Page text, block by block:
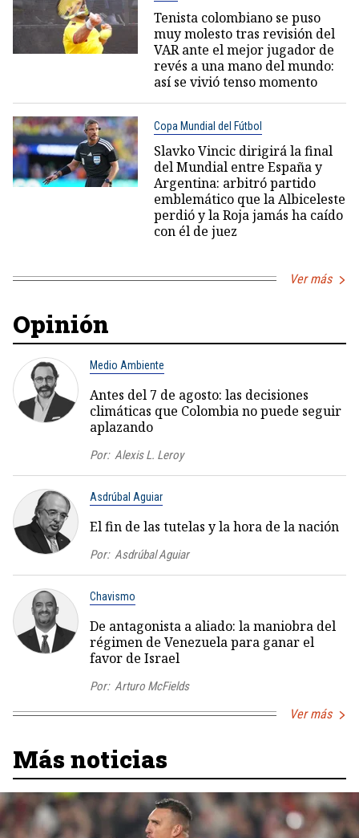
Tenista colombiano se puso
muy molesto tras revisión del
VAR ante el mejor jugador de
revés a una mano del mundo:
así se vivió tenso momento
Copa Mundial del Fútbol
Slavko Vincic dirigirá la final
del Mundial entre España y
Argentina: arbitró partido
emblemático que la Albiceleste
perdió y la Roja jamás ha caído
con él de juez
Ver más
Opinión
Medio Ambiente
Antes del 7 de agosto: las decisiones
climáticas que Colombia no puede seguir
aplazando
Por: Alexis L. Leroy
Asdrúbal Aguiar
El fin de las tutelas y la hora de la nación
Por: Asdrúbal Aguiar
Chavismo
De antagonista a aliado: la maniobra del
régimen de Venezuela para ganar el
favor de Israel
Por: Arturo McFields
Ver más
Más noticias